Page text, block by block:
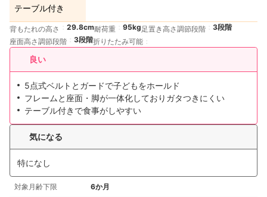
テーブル付き
背もたれの高さ 29.8cm耐荷重 95kg 足置き高さ調節段階
3段階
座面高さ調節段階
3段階折りたたみ可能
良い
5点式ベルトとガードで子どもをホールド
フレームと座面・脚が一体化しておりガタつきにくい
テーブル付きで食事がしやすい
気になる
特になし
対象月齢下限 6か月